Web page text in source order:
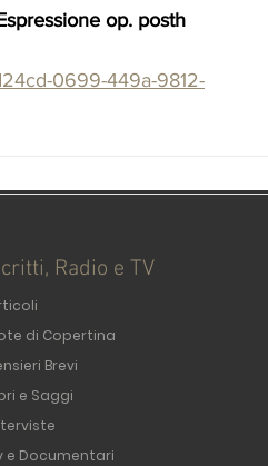
op. posth
0699-449a-9812-
Radio e TV
di Copertina
Brevi
e Saggi
e Documentari